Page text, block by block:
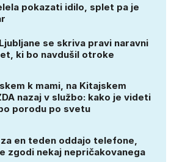
pokazati idilo, splet pa je
se skriva pravi naravni
ki bo navdušil otroke
k mami, na Kitajskem
nazaj v službo: kako je videti
porodu po svetu
en teden oddajo telefone,
zgodi nekaj nepričakovanega